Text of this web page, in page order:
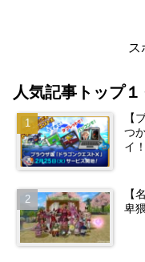
ス
人気記事トップ１
【
つ
イ！
【
卑